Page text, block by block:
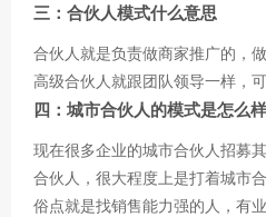
三：合伙人模式什么意思
合伙人就是负责做商家推广的，
高级合伙人就跟团队领导一样，
四：城市合伙人的模式是怎么
现在很多企业的城市合伙人招募
合伙人，很大程度上是打着城市
俗点就是找销售能力强的人，有